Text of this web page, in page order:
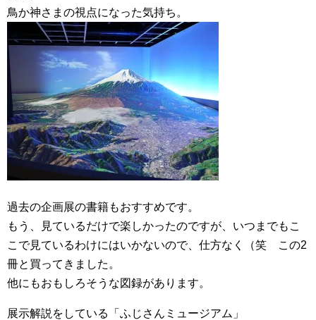
鳥か神さまの視点になった気持ち。
過去の企画展の書籍もおすすめです。
もう、見ているだけで楽しかったのですが、いつまでもこ
こで見ているわけにはいかないので、仕方なく（笑 この2
冊と買ってきました。
他にもおもしろそうな図録があります。
展示解説をしている「ふじさんミュージアム」